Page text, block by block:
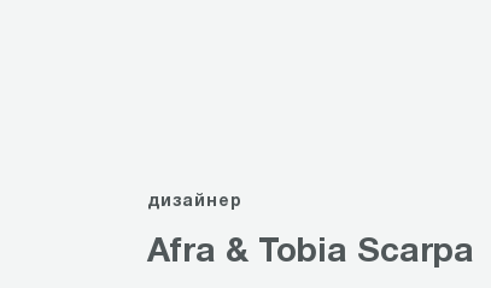
дизайнер
Afra & Tobia Scarpa